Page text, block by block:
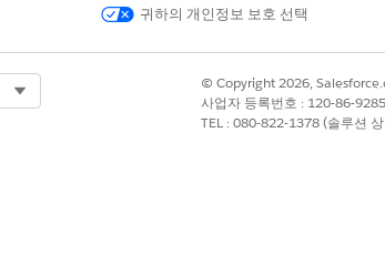
귀하의 개인정보 보호 선택
© Copyright 2026,
사업자 등록번호 : 120-86-
TEL : 080-822-1378 (솔루션